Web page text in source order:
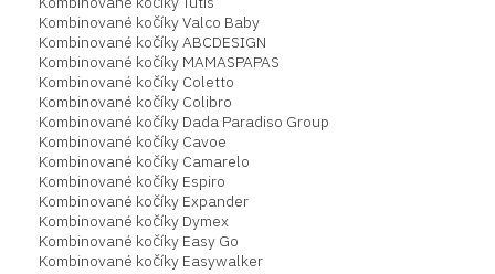
Kombinované kočíky Valco Baby
Kombinované kočíky ABCDESIGN
Kombinované kočíky MAMASPAPAS
Kombinované kočíky Coletto
Kombinované kočíky Colibro
Kombinované kočíky Dada Paradiso Group
Kombinované kočíky Cavoe
Kombinované kočíky Camarelo
Kombinované kočíky Espiro
Kombinované kočíky Expander
Kombinované kočíky Dymex
Kombinované kočíky Easy Go
Kombinované kočíky Easywalker